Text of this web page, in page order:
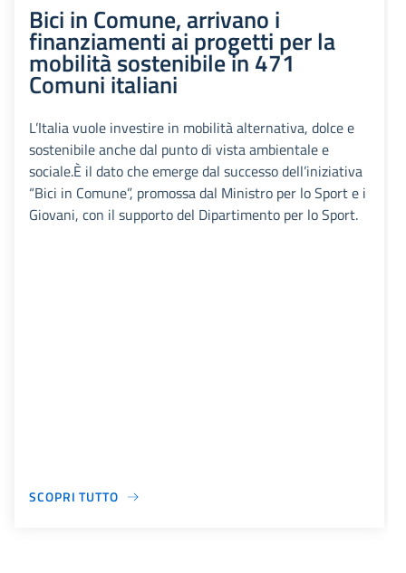
Bici in Comune, arrivano i
finanziamenti ai progetti per la
mobilità sostenibile in 471
Comuni italiani
L’Italia vuole investire in mobilità alternativa, dolce e
sostenibile anche dal punto di vista ambientale e
sociale.È il dato che emerge dal successo dell’iniziativa
“Bici in Comune”, promossa dal Ministro per lo Sport e i
Giovani, con il supporto del Dipartimento per lo Sport.
SCOPRI TUTTO